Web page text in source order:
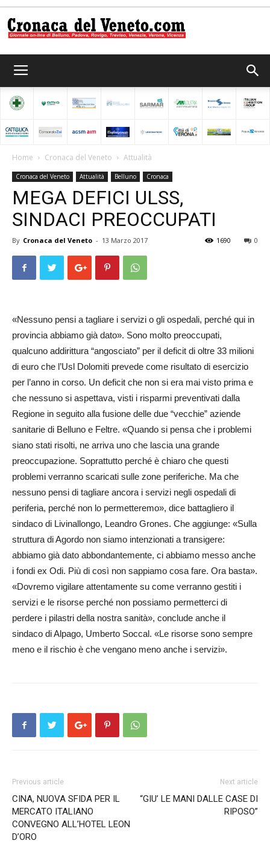
del
Veneto
Home Cronaca del Veneto Attualità
Cronaca del Veneto Attualità Belluno Cronaca
MEGA DEFICI ULSS,
SINDACI PREOCCUPATI
By Cronaca del Veneto - 13 Marzo 2017 0
1690
«Nessuno pensi a tagliare i servizi o gli ospedali, perché qui in
provincia abbiamo già dato». Sono molto preoccupati,
qualcuno addirittura “angosciato” per il deficit di oltre 33 milioni
di euro che l’Usl Dolomiti prevede come risultato di esercizio
per l’anno in corso. Un deficit che non si era mai visto prima e
che nessuno si aspettava, visti i risparmi preventivati dalla
Regione in seguito alla fusione delle due “vecchie” aziende
sanitarie di Belluno e Feltre. «Quando si pensa che i problemi
siano stati risolti, ne arriva uno che lascia una grande
preoccupazione. Soprattutto perché è chiaro che questi
problemi verranno scaricati sulle zone periferiche. Ma che
nessuno pensi di tagliare ancora i servizi negli ospedali di
periferia, perché non lo permetteremo», dice battagliero il
sindaco di Livi­nallongo, Leandro Grones. Che aggiunge: «Sulla
struttura di Agordo non siamo intenzionati a transigere:
abbiamo già dato abbondantemente, ci abbiamo messo anche
i fondi ex Odi. Più di così non sappiamo cosa fare. Ora basta».
«Dovremo vigilare attentamente su come verranno gestiti i
servizi e le risorse perché non possiamo permetterci di
perdere i pilastri della nostra sanità», conclude anche il
sindaco di Alpago, Umberto Soccal. «Le risorse sono sempre
meno e il rischio è che vengano meno anche i servizi».
Previous article
CINA, NUOVA SFIDA PER IL
MERCATO ITALIANO
CONVEGNO ALL’HOTEL LEON
D’ORO
Next article
“GIU’ LE MANI DALLE CASE DI
RIPOSO”